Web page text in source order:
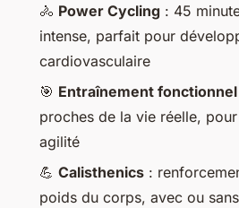
🚴 Power Cycling : 45
intense, parfait pour
cardiovasculaire
🎯 Entraînement fonctionnel
proches de la vie réelle,
agilité
💪 Calisthenics :
poids du corps, avec ou